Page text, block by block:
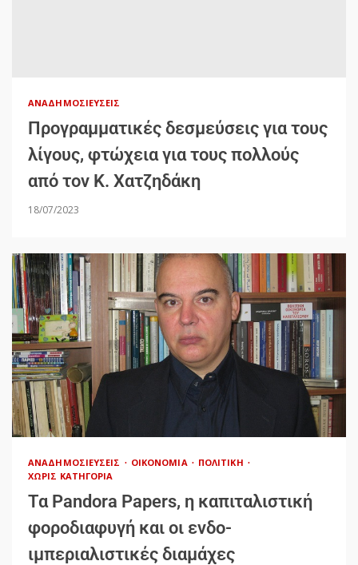
ΑΝΑΔΗΜΟΣΙΕΎΣΕΙΣ
Προγραμματικές δεσμεύσεις για τους
λίγους, φτώχεια για τους πολλούς
από τον Κ. Χατζηδάκη
18/07/2023
ΑΝΑΔΗΜΟΣΙΕΎΣΕΙΣ ΟΙΚΟΝΟΜΊΑ
ΠΟΛΙΤΙΚΉ
ΧΩΡΊΣ ΚΑΤΗΓΟΡΊΑ
Τα Pandora Papers, η καπιταλιστική
φοροδιαφυγή και οι ενδο-
ιμπεριαλιστικές διαμάχες